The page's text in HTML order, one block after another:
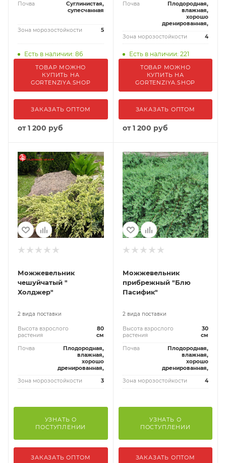
Почва
Суглинистая,
супесчанная
Зона морозостойкости 5
Есть в наличии: 86
ТОВАР МОЖНО
КУПИТЬ НА
GORTENZIYA.SHOP
ЗАКАЗАТЬ ОПТОМ
от1 200 руб
Почва
Плодородная,
влажная,
хорошо
дренированная,
Зона морозостойкости
4
Есть в наличии: 221
ТОВАР МОЖНО
КУПИТЬ НА
GORTENZIYA.SHOP
ЗАКАЗАТЬ ОПТОМ
от1 200 руб
Можжевельник
чешуйчатый "
Холджер"
2 вида поставки
Высота взрослого
растения
80
см
Почва
Плодородная,
влажная,
хорошо
дренированная,
Зона морозостойкости
3
УЗНАТЬ О
ПОСТУПЛЕНИИ
ЗАКАЗАТЬ ОПТОМ
Можжевельник
прибрежный "Блю
Пасифик"
2 вида поставки
Высота взрослого
растения
30
см
Почва
Плодородная,
влажная,
хорошо
дренированная,
Зона морозостойкости
4
УЗНАТЬ О
ПОСТУПЛЕНИИ
ЗАКАЗАТЬ ОПТОМ